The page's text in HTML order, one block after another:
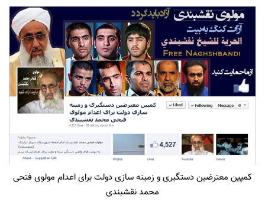
کمپین معترضین دستگیری و زمینه سازی دولت برای اعدام مولوی فتحی
محمد نقشبندی